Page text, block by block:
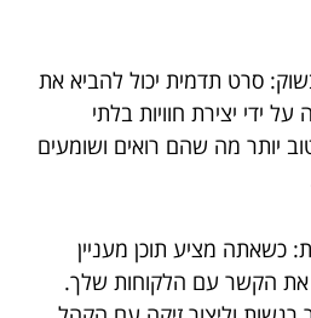
סרט תדמית יכול להביא את
ידי יצירת חוויות בלתי
יותר מה שהם רואים ושומעים
כשאתה מציע תוכן מעניין
את הקשר עם הלקוחות שלך.